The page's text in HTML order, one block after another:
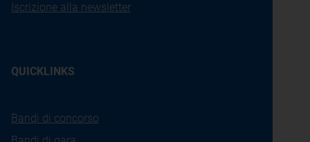
Iscrizione alla newsletter
QUICKLINKS
Bandi di concorso